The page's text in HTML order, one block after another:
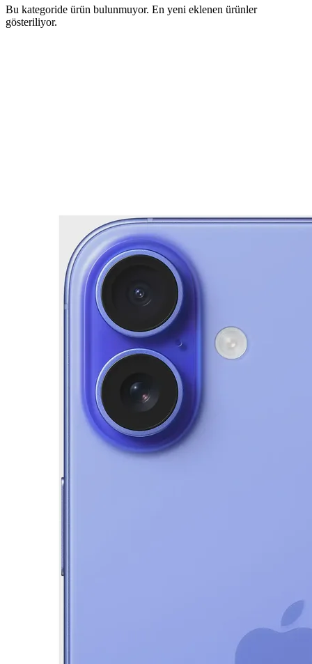
Bu kategoride ürün bulunmuyor. En yeni eklenen ürünler
gösteriliyor.